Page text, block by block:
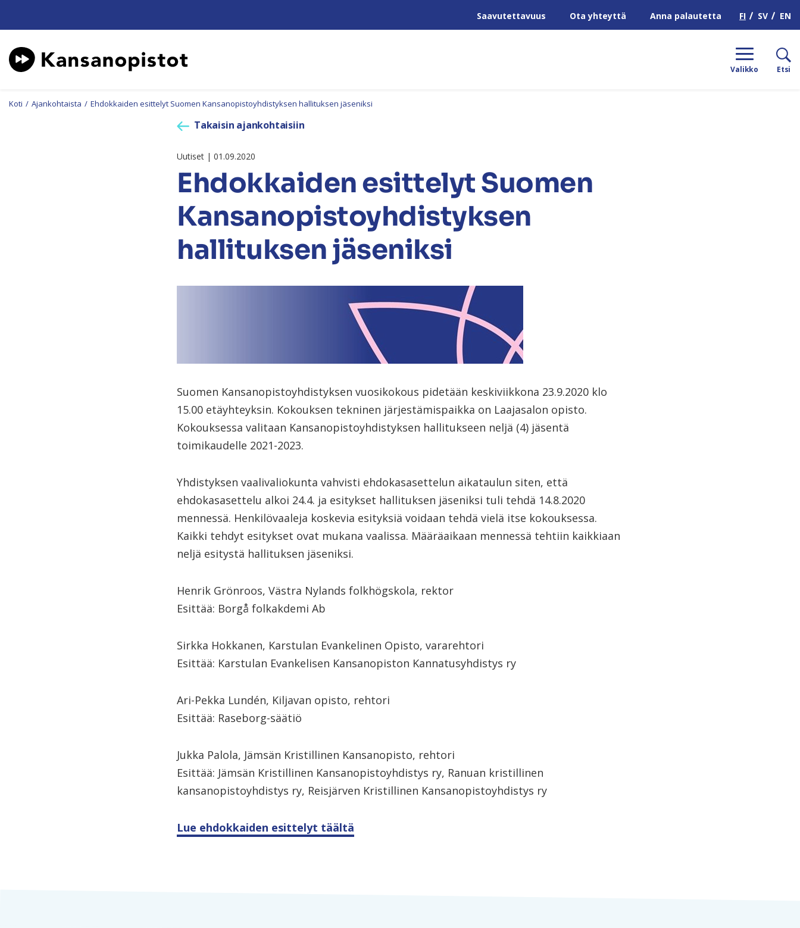
Saavutettavuus Ota yhteyttä Anna palautetta FI SV EN
Valikko Etsi
Koti / Ajankohtaista / Ehdokkaiden esittelyt Suomen Kansanopistoyhdistyksen hallituksen jäseniksi
Takaisin ajankohtaisiin
Uutiset | 01.09.2020
Ehdokkaiden esittelyt Suomen
Kansanopistoyhdistyksen
hallituksen jäseniksi
Suomen Kansanopistoyhdistyksen vuosikokous pidetään keskiviikkona 23.9.2020 klo
15.00 etäyhteyksin. Kokouksen tekninen järjestämispaikka on Laajasalon opisto.
Kokouksessa valitaan Kansanopistoyhdistyksen hallitukseen neljä (4) jäsentä
toimikaudelle 2021-2023.
Yhdistyksen vaalivaliokunta vahvisti ehdokasasettelun aikataulun siten, että
ehdokasasettelu alkoi 24.4. ja esitykset hallituksen jäseniksi tuli tehdä 14.8.2020
mennessä. Henkilövaaleja koskevia esityksiä voidaan tehdä vielä itse kokouksessa.
Kaikki tehdyt esitykset ovat mukana vaalissa. Määräaikaan mennessä tehtiin kaikkiaan
neljä esitystä hallituksen jäseniksi.
Henrik Grönroos, Västra Nylands folkhögskola, rektor
Esittää: Borgå folkakdemi Ab
Sirkka Hokkanen, Karstulan Evankelinen Opisto, vararehtori
Esittää: Karstulan Evankelisen Kansanopiston Kannatusyhdistys ry
Ari-Pekka Lundén, Kiljavan opisto, rehtori
Esittää: Raseborg-säätiö
Jukka Palola, Jämsän Kristillinen Kansanopisto, rehtori
Esittää: Jämsän Kristillinen Kansanopistoyhdistys ry, Ranuan kristillinen
kansanopistoyhdistys ry, Reisjärven Kristillinen Kansanopistoyhdistys ry
Lue ehdokkaiden esittelyt täältä